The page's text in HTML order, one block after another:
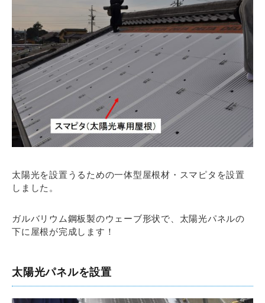
太陽光を設置うるための一体型屋根材・スマピタを設置
しました。
ガルバリウム鋼板製のウェーブ形状で、太陽光パネルの
下に屋根が完成します！
太陽光パネルを設置